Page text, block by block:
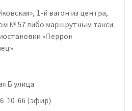
1-й вагон из центра,
№ 57 либо маршрутным такси
«Перрон
Б улица
10-66 (эфир)